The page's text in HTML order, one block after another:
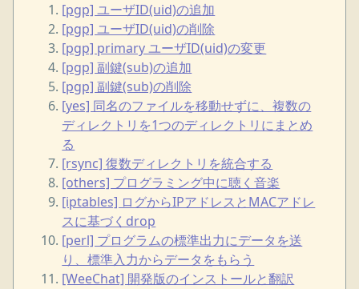
[pgp] ユーザID(uid)の追加
[pgp] ユーザID(uid)の削除
[pgp] primary ユーザID(uid)の変更
[pgp] 副鍵(sub)の追加
[pgp] 副鍵(sub)の削除
[yes] 同名のファイルを移動せずに、複数の
ディレクトリを1つのディレクトリにまとめ
る
[rsync] 復数ディレクトリを統合する
[others] プログラミング中に聴く音楽
[iptables] ログからIPアドレスとMACアドレ
スに基づくdrop
[perl] プログラムの標準出力にデータを送
り、標準入力からデータをもらう
[WeeChat] 開発版のインストールと翻訳